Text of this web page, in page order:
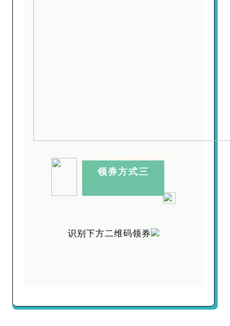
领券方式三
识别下方二维码领券